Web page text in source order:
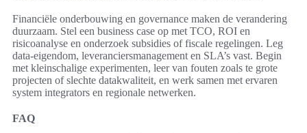
Financiële onderbouwing en governance maken de verandering
duurzaam. Stel een business case op met TCO, ROI en
risicoanalyse en onderzoek subsidies of fiscale regelingen. Leg
data-eigendom, leveranciersmanagement en SLA’s vast. Begin
met kleinschalige experimenten, leer van fouten zoals te grote
projecten of slechte datakwaliteit, en werk samen met ervaren
system integrators en regionale netwerken.
FAQ